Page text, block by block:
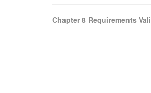
Chapter 8 Requirements